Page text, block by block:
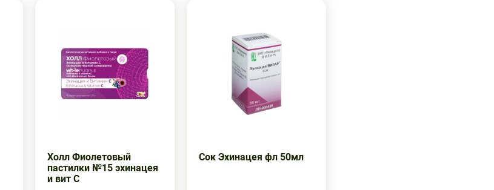
Холл Фиолетовый
пастилки №15 эхинацея
и вит С
Сок Эхинацея фл 50мл